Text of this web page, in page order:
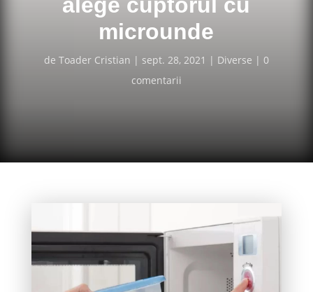
microunde
de Toader Cristian sept. 28, 2021 Diverse
0
comentarii